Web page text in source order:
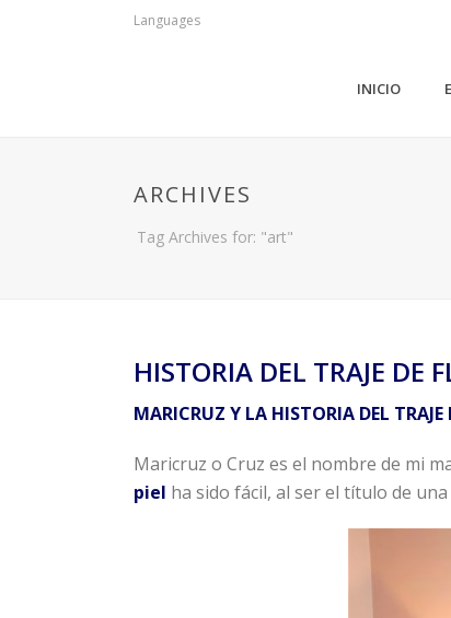
Languages
INICIO
ARCHIVES
Tag Archives for: "art"
HISTORIA DEL TRAJE DE
MARICRUZ Y LA HISTORIA DEL TRAJE
Maricruz o Cruz es el nombre de mi
piel ha sido fácil, al ser el título de